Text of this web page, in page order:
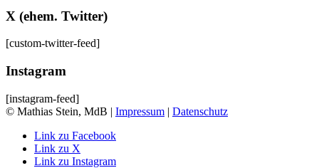
X (ehem. Twitter)
[custom-twitter-feed]
Instagram
[instagram-feed]
© Mathias Stein, MdB | Impressum | Datenschutz
Link zu Facebook
Link zu X
Link zu Instagram